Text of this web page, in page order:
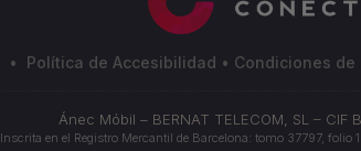
• Política de Accesibilidad • Condiciones de
Ánec Móbil – BERNAT TELECOM, SL – CIF
Inscrita en el Registro Mercantil de Barcelona: tomo 37797, folio